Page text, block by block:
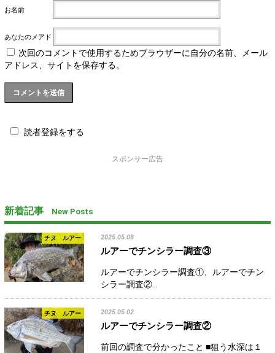
お名前
あなたのメアド
次回のコメントで使用するためブラウザーに自分の名前、メール
アドレス、サイトを保存する。
読者登録をする
スポンサー広告
新着記事 New Posts
チヌ ルアー 2025.05.08
ルアーでチンシラー調査③
ルアーでチンシラー調査①、ルアーでチン
シラー調査②…
チヌ ルアー 2025.05.02
ルアーでチンシラー調査②
前回の調査で分かったこと ■狙う水深は１